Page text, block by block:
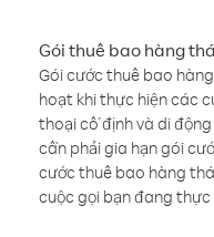
Gói thuê bao hàng
Gói cước thuê bao
hoạt khi thực hiện các
thoại cố định và di
cần phải gia hạn gói
cước thuê bao hàng
cuộc gọi bạn đang thực